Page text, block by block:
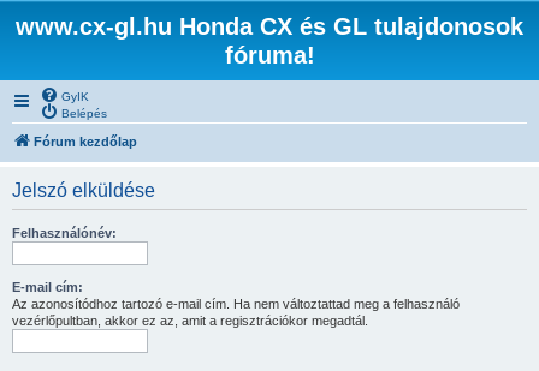
www.cx-gl.hu Honda CX és GL tulajdonosok
fóruma!
GyIK
Belépés
Fórum kezdőlap
Jelszó elküldése
Felhasználónév:
E-mail cím:
Az azonosítódhoz tartozó e-mail cím. Ha nem változtattad meg a felhasználó
vezérlőpultban, akkor ez az, amit a regisztrációkor megadtál.